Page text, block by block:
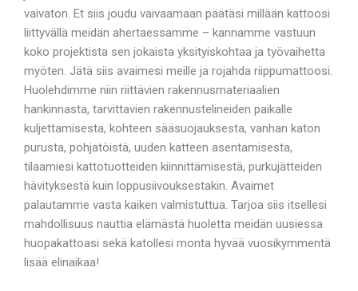
vaivaton. Et siis joudu vaivaamaan päätäsi millään kattoosi
liittyvällä meidän ahertaessamme – kannamme vastuun
koko projektista sen jokaista yksityiskohtaa ja työvaihetta
myöten. Jätä siis avaimesi meille ja rojahda riippumattoosi.
Huolehdimme niin riittävien rakennusmateriaalien
hankinnasta, tarvittavien rakennustelineiden paikalle
kuljettamisesta, kohteen sääsuojauksesta, vanhan katon
purusta, pohjatöistä, uuden katteen asentamisesta,
tilaamiesi kattotuotteiden kiinnittämisestä, purkujätteiden
hävityksestä kuin loppusiivouksestakin. Avaimet
palautamme vasta kaiken valmistuttua. Tarjoa siis itsellesi
mahdollisuus nauttia elämästä huoletta meidän uusiessa
huopakattoasi sekä katollesi monta hyvää vuosikymmentä
lisää elinaikaa!